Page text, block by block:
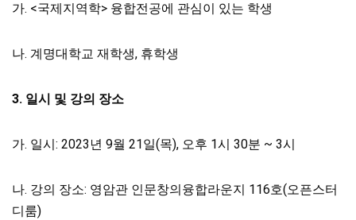
가. <국제지역학> 융합전공에 관심이 있는 학생
나. 계명대학교 재학생, 휴학생
3. 일시 및 강의 장소
가. 일시: 2023년 9월 21일(목), 오후 1시 30분 ~ 3시
나. 강의 장소: 영암관 인문창의융합라운지 116호(오픈스터
디룸)